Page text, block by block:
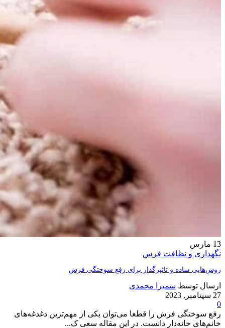
13 مارس
نگهداری و نظافت فرش
روش‌هایی ساده و تاثیرگذار برای رفع سوختگی فرش
ارسال توسط سمیرا محمدی
27 سپتامبر, 2023
0
رفع سوختگی فرش را قطعا می‌توان یکی از مهم‌ترین دغدغه‌های
خانم‌های خانه‌دار دانست. در این مقاله سعی ک...